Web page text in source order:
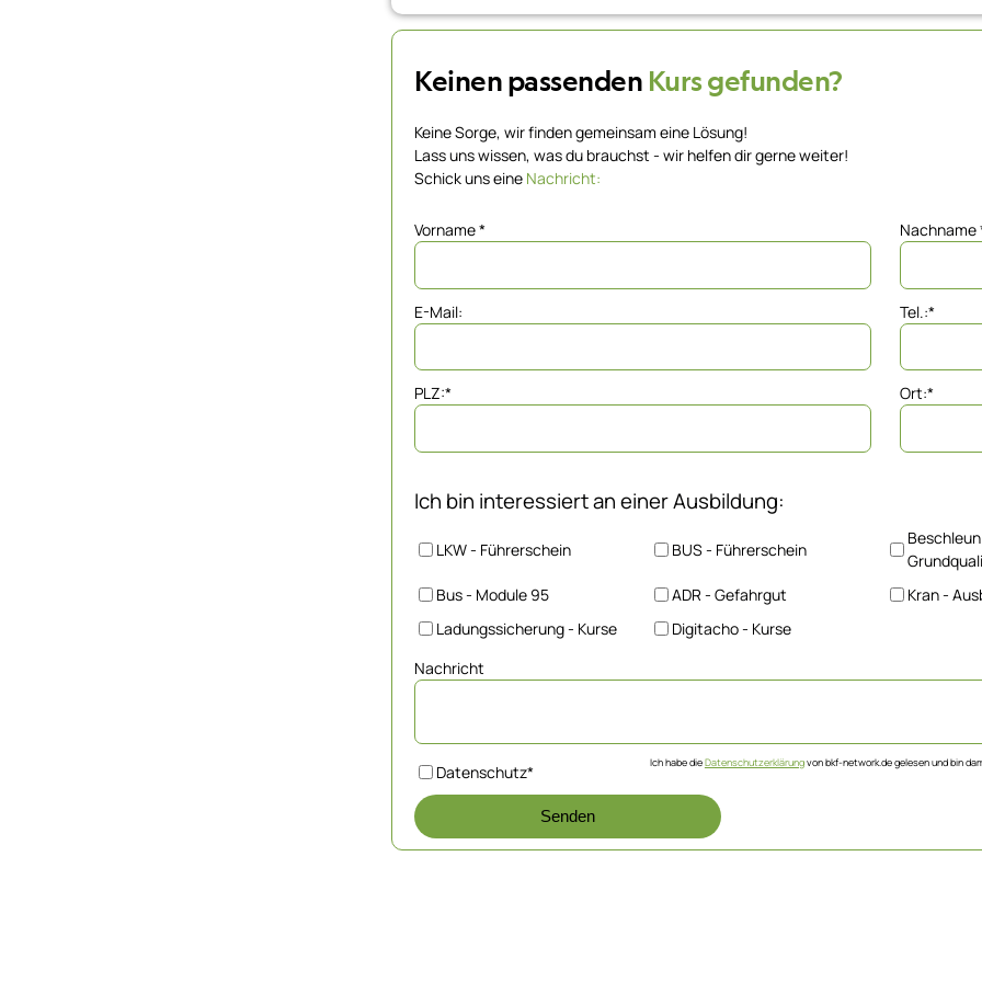
Keinen passenden Kurs gefunden?
Keine Sorge, wir finden gemeinsam eine Lösung!
Lass uns wissen, was du brauchst - wir helfen dir gerne weiter!
Schick uns eine Nachricht:
Vorname* Nachname
E-Mail: Tel.:*
PLZ:* Ort:*
Ich bin interessiert an einer Ausbildung:
LKW - Führerschein BUS - Führerschein
Bus - Module 95
ADR - Gefahrgut
Kran -
Ladungssicherung - Kurse
Digitacho - Kurse
Nachricht
Datenschutz* Ich habe dieDatenschutzerklärungvon bkf-network.de gelesen und bin
Senden